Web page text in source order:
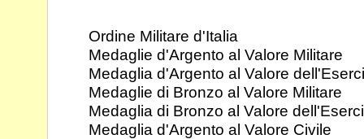
Ordine Militare
Medaglie d'Argento al Valore
Medaglia d'Argento al Valore
Medaglie di Bronzo al Valore
Medaglia di Bronzo al Valore
Medaglia d'Argento al Valore